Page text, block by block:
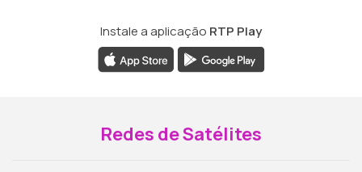
Instale a aplicação RTP Play
Redes de Satélites